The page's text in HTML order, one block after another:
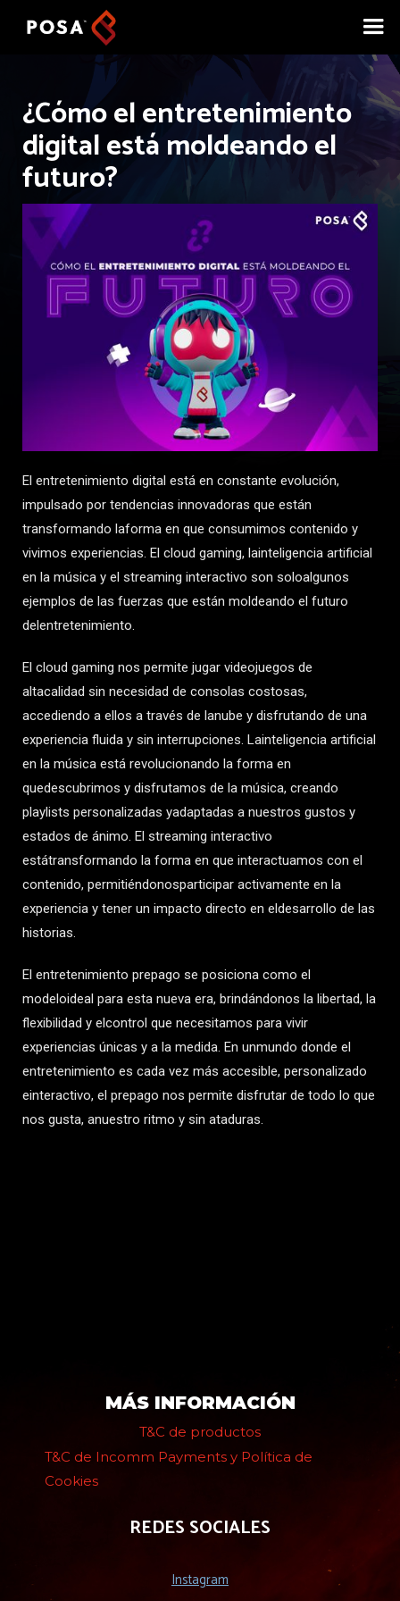
¿Cómo el entretenimiento
digital está moldeando el
futuro?
El entretenimiento digital está en constante evolución,
impulsado por tendencias innovadoras que están
transformando laforma en que consumimos contenido y
vivimos experiencias. El cloud gaming, lainteligencia artificial
en la música y el streaming interactivo son soloalgunos
ejemplos de las fuerzas que están moldeando el futuro
delentretenimiento.
El cloud gaming nos permite jugar videojuegos de
altacalidad sin necesidad de consolas costosas,
accediendo a ellos a través de lanube y disfrutando de una
experiencia fluida y sin interrupciones. Lainteligencia artificial
en la música está revolucionando la forma en
quedescubrimos y disfrutamos de la música, creando
playlists personalizadas yadaptadas a nuestros gustos y
estados de ánimo. El streaming interactivo
estátransformando la forma en que interactuamos con el
contenido, permitiéndonosparticipar activamente en la
experiencia y tener un impacto directo en eldesarrollo de las
historias.
El entretenimiento prepago se posiciona como el
modeloideal para esta nueva era, brindándonos la libertad, la
flexibilidad y elcontrol que necesitamos para vivir
experiencias únicas y a la medida. En unmundo donde el
entretenimiento es cada vez más accesible, personalizado
einteractivo, el prepago nos permite disfrutar de todo lo que
nos gusta, anuestro ritmo y sin ataduras.
MÁS INFORMACIÓN
T&C de productos
T&C de Incomm Payments y Política de
Cookies
REDES SOCIALES
Instagram